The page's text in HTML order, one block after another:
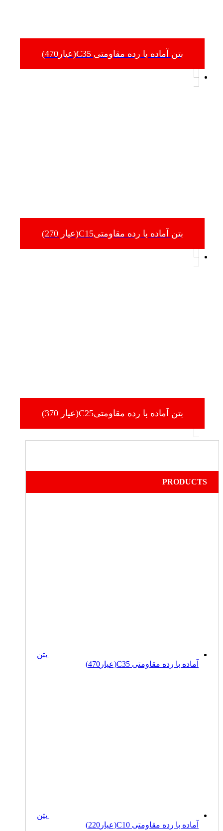
بتن آماده با رده مقاومتی C35(عیار470)
بتن آماده با رده مقاومتیC15(عیار 270)
بتن آماده با رده مقاومتیC25(عیار 370)
PRODUCTS
بتن
آماده با رده مقاومتی C35(عیار470)
بتن
آماده با رده مقاومتی C10(عیار220)